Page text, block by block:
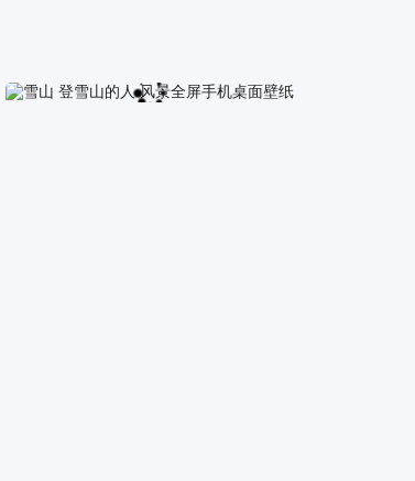
西瓜水果手机高清壁纸